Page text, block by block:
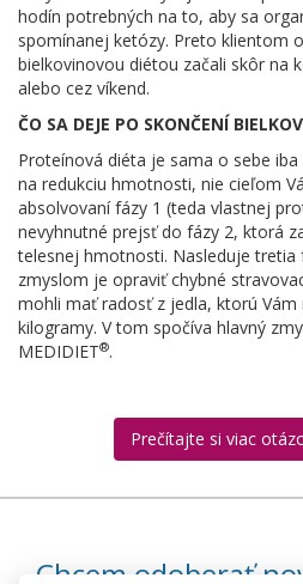
hodín potrebných na to, aby sa
spomínanej ketózy. Preto klientom
bielkovinovou diétou začali skôr na
alebo cez víkend.
ČO SA DEJE PO SKONČENÍ
Proteínová diéta je sama o sebe
na redukciu hmotnosti, nie cieľom
absolvovaní fázy 1 (teda vlastnej
nevyhnutné prejsť do fázy 2, ktorá
telesnej hmotnosti. Nasleduje tretia
zmyslom je opraviť chybné
mohli mať radosť z jedla, ktorú Vám
kilogramy. V tom spočíva hlavný
MEDIDIET®.
Prečítajte si viac
Chcem odoberať